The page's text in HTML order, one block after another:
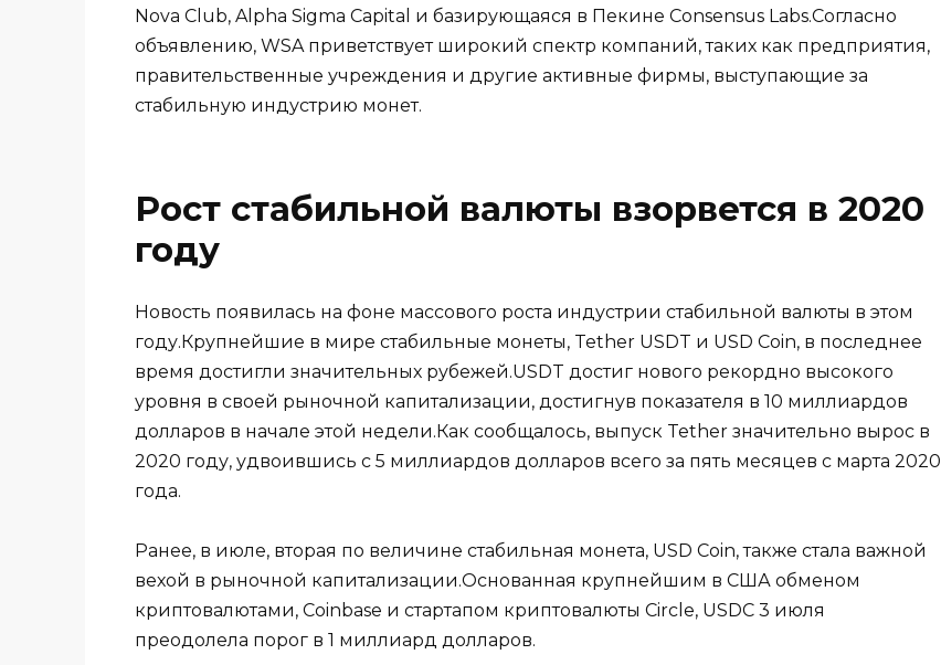
Nova Club, Alpha Sigma Capital и базирующаяся в Пекине Consensus Labs.Согласно
объявлению, WSA приветствует широкий спектр компаний, таких как предприятия,
правительственные учреждения и другие активные фирмы, выступающие за
стабильную индустрию монет.
Рост стабильной валюты взорвется в 2020
году
Новость появилась на фоне массового роста индустрии стабильной валюты в этом
году.Крупнейшие в мире стабильные монеты, Tether USDT и USD Coin, в последнее
время достигли значительных рубежей.USDT достиг нового рекордно высокого
уровня в своей рыночной капитализации, достигнув показателя в 10 миллиардов
долларов в начале этой недели.Как сообщалось, выпуск Tether значительно вырос в
2020 году, удвоившись с 5 миллиардов долларов всего за пять месяцев с марта 2020
года.
Ранее, в июле, вторая по величине стабильная монета, USD Coin, также стала важной
вехой в рыночной капитализации.Основанная крупнейшим в США обменом
криптовалютами, Coinbase и стартапом криптовалюты Circle, USDC 3 июля
преодолела порог в 1 миллиард долларов.